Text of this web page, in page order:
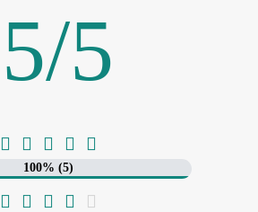
5/5
    
100% (5)
    